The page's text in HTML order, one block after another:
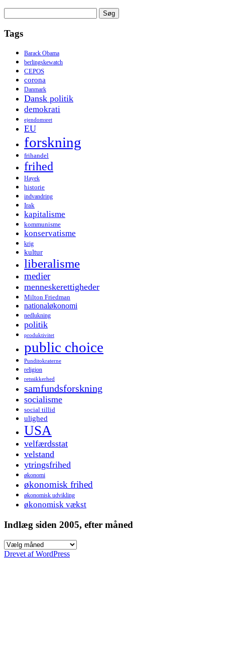
efter:
Tags
Barack Obama
berlingskewatch
CEPOS
corona
Danmark
Dansk politik
demokrati
ejendomsret
EU
forskning
frihandel
frihed
Hayek
historie
indvandring
Irak
kapitalisme
kommunisme
konservatisme
krig
kultur
liberalisme
medier
menneskerettigheder
Milton Friedman
nationaløkonomi
nedlukning
politik
produktivitet
public choice
Punditokraterne
religion
retssikkerhed
samfundsforskning
socialisme
social tillid
ulighed
USA
velfærdsstat
velstand
ytringsfrihed
økonomi
økonomisk frihed
økonomisk udvikling
økonomisk vækst
Indlæg siden 2005, efter måned
Indlæg
siden
Drevet af WordPress